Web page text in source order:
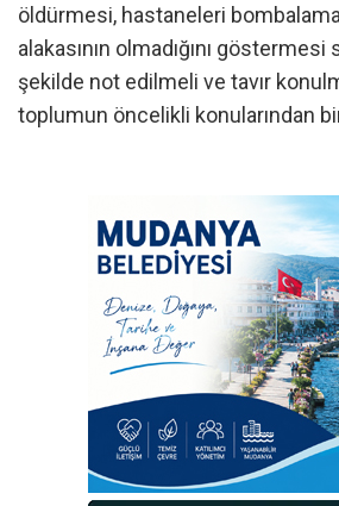
öldürmesi, hastaneleri
alakasının olmadığını
şekilde not edilmeli ve tavır
toplumun öncelikli konularından